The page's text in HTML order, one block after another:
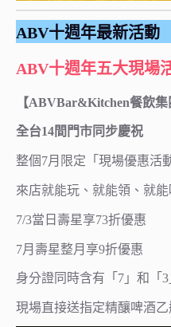
ABV十週年最新活動
ABV十週年五大現場
【ABVBar&Kitchen餐飲
全台14間門市同步慶祝
整個7月限定「現場優惠活
來店就能玩、就能領、就能
7/3當日壽星享73折優惠
7月壽星整月享9折優惠
身分證同時含有「7」和「3
現場直接送指定精釀啤酒乙